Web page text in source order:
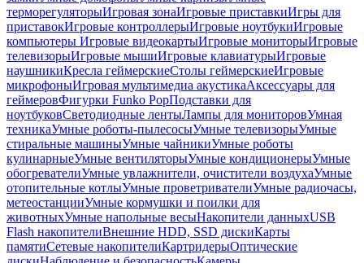
терморегуляторыИгровая зонаИгровые приставкиИгры для
приставокИгровые контроллерыИгровые ноутбукиИгровые
компьютеры Игровые видеокартыИгровые мониторыИгровые
телевизорыИгровые мышиИгровые клавиатурыИгровые
наушникиКресла геймерскиеСтолы геймерскиеИгровые
микрофоныИгровая мультимедиа акустикаАксессуары для
геймеровФигурки Funko PopПодставки для
ноутбуковСветодиодные лентыЛампы для мониторовУмная
техникаУмные роботы-пылесосыУмные телевизорыУмные
стиральные машиныУмные чайникиУмные роботы
кулинарныеУмные вентиляторыУмные кондиционерыУмные
обогревателиУмные увлажнители, очистители воздухаУмные
отопительные котлыУмные проветривателиУмные радиочасы,
метеостанцииУмные кормушки и поилки для
животныхУмные напольные весыНакопители данныхUSB
Flash накопителиВнешние HDD, SSD дискиКарты
памятиСетевые накопителиКартридерыОптические